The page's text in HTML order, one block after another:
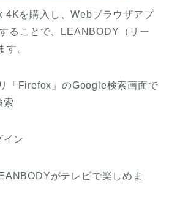
を購入し、Webブラウザアプ
ることで、LEANBODY（リー
す。
「Firefox」のGoogle検索画面で
索
ン
がテレビで楽しめま